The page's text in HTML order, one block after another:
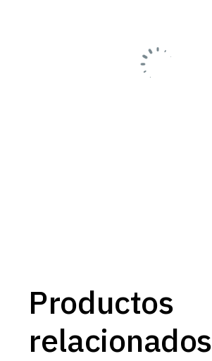
Productos
relacionados